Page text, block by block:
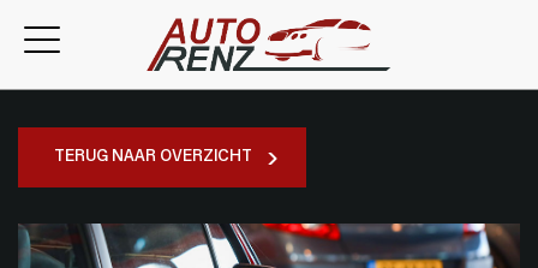
TERUG NAAR OVERZICHT